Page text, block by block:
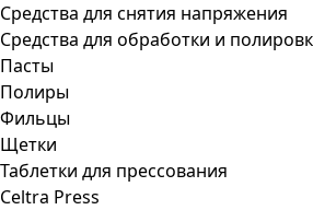
Средства для снятия напряжения
Средства для обработки и
Пасты
Полиры
Фильцы
Щетки
Таблетки для прессования
Celtra Press